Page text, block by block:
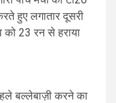
हुए लगातार दूसरी
को 23 रन से हराया
बल्लेबाज़ी करने का